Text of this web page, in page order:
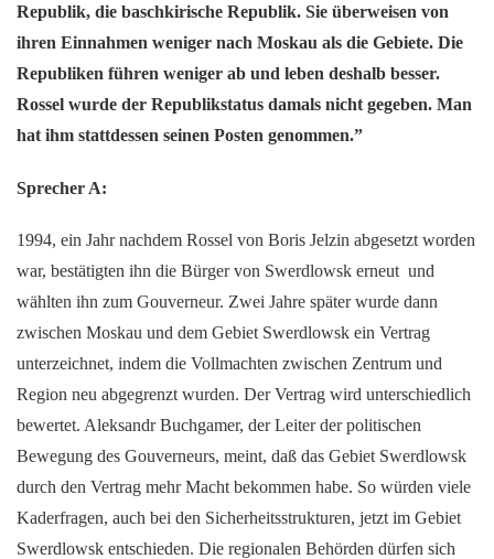
Republik, die baschkirische Republik. Sie überweisen von
ihren Einnahmen weniger nach Moskau als die Gebiete. Die
Republiken führen weniger ab und leben deshalb besser.
Rossel wurde der Republikstatus damals nicht gegeben. Man
hat ihm stattdessen seinen Posten genommen.”
Sprecher A:
1994, ein Jahr nachdem Rossel von Boris Jelzin abgesetzt worden
war, bestätigten ihn die Bürger von Swerdlowsk erneut und
wählten ihn zum Gouverneur. Zwei Jahre später wurde dann
zwischen Moskau und dem Gebiet Swerdlowsk ein Vertrag
unterzeichnet, indem die Vollmachten zwischen Zentrum und
Region neu abgegrenzt wurden. Der Vertrag wird unterschiedlich
bewertet. Aleksandr Buchgamer, der Leiter der politischen
Bewegung des Gouverneurs, meint, daß das Gebiet Swerdlowsk
durch den Vertrag mehr Macht bekommen habe. So würden viele
Kaderfragen, auch bei den Sicherheitsstrukturen, jetzt im Gebiet
Swerdlowsk entschieden. Die regionalen Behörden dürfen sich